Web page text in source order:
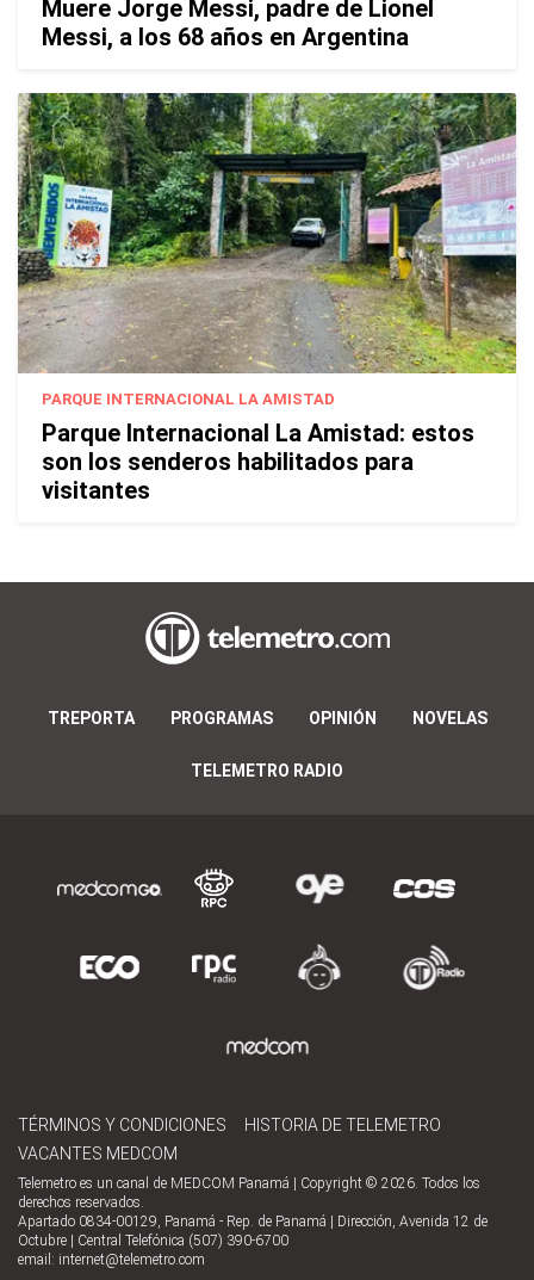
Muere Jorge Messi, padre de Lionel
Messi, a los 68 años en Argentina
PARQUE INTERNACIONAL LA AMISTAD
Parque Internacional La Amistad: estos
son los senderos habilitados para
visitantes
TREPORTA PROGRAMAS OPINIÓN NOVELAS
TELEMETRO RADIO
TÉRMINOS Y CONDICIONES
HISTORIA DE TELEMETRO
VACANTES MEDCOM
Telemetro es un canal de MEDCOM Panamá | Copyright © 2026. Todos los
derechos reservados.
Apartado 0834-00129, Panamá - Rep. de Panamá | Dirección, Avenida 12 de
Octubre | Central Telefónica (507) 390-6700
email: internet@telemetro.com